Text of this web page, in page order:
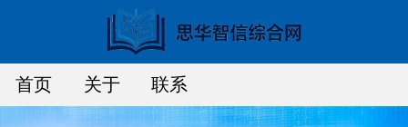
首页 关于 联系